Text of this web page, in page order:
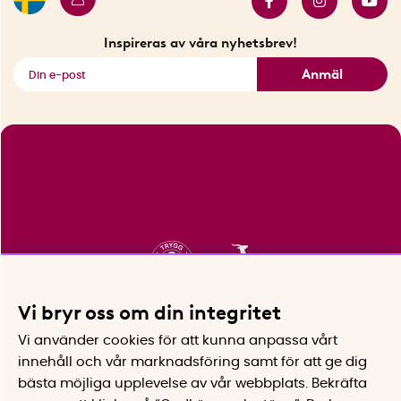
Inspireras av våra nyhetsbrev!
Anmäl
Vi bryr oss om din integritet
Vi använder cookies för att kunna anpassa vårt
innehåll och vår marknadsföring samt för att ge dig
bästa möjliga upplevelse av vår webbplats.
Bekräfta